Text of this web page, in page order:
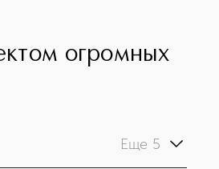
огромных
Еще 5